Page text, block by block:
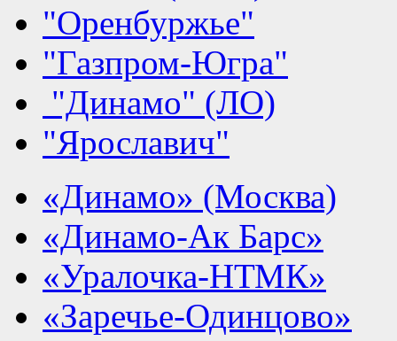
"Оренбуржье"
"Газпром-Югра"
"Динамо" (ЛО)
"Ярославич"
«Динамо» (Москва)
«Динамо-Ак Барс»
«Уралочка-НТМК»
«Заречье-Одинцово»